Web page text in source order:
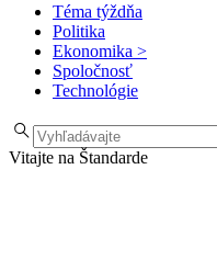
Téma týždňa
Politika
Ekonomika >
Spoločnosť
Technológie
Vitajte na Štandarde